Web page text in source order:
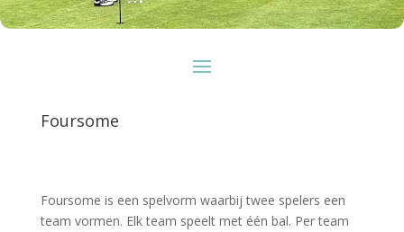
Foursome
Foursome is een spelvorm waarbij twee spelers een
team vormen. Elk team speelt met één bal. Per team